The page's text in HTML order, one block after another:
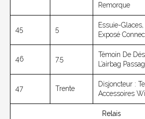
Remorque
45 5
Essuie-
Exposé
46 7.5
Témoin De
L’airbag
47 Trente
Disjoncteur :
Accessoires
Relais